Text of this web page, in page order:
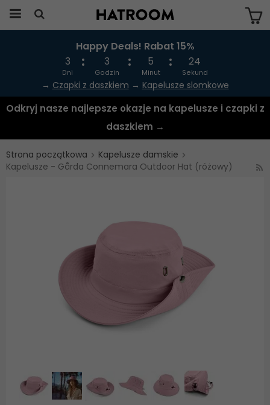
Produkten har blivit tillagd i varukorgen
Happy Deals! Rabat 15%
3
Dni
3
Godzin
5
Minut
24
Sekund
→ Czapki z daszkiem → Kapelusze slomkowe
Odkryj nasze najlepsze okazje na kapelusze i czapki z
daszkiem →
Strona początkowa
Kapelusze damskie
Kapelusze - Gårda Connemara Outdoor Hat (różowy)